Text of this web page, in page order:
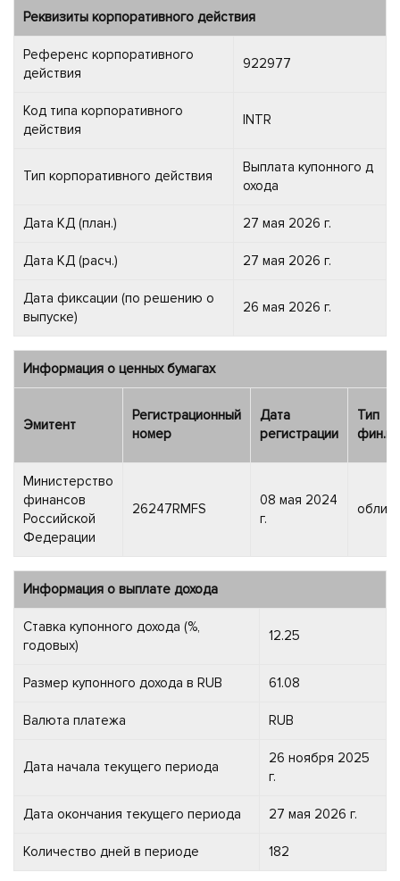
Реквизиты корпоративного действия
Референс корпоративного
действия
922977
Код типа корпоративного
действия
INTR
Тип корпоративного действия
Выплата купонного д
охода
Дата КД (план.) 27 мая 2026 г.
Дата КД (расч.) 27 мая 2026 г.
Дата фиксации (по решению о
выпуске)
26 мая 2026 г.
Информация о ценных бумагах
Эмитент
Регистрационный
номер
Дата
регистрации
Тип
Министерство
финансов
Российской
Федерации
26247RMFS
08 мая 2024
г.
Информация о выплате дохода
Ставка купонного дохода (%,
годовых)
12.25
Размер купонного дохода в RUB 61.08
Валюта платежа RUB
Дата начала текущего периода
26 ноября 2025
г.
Дата окончания текущего периода 27 мая 2026 г.
Количество дней в периоде 182